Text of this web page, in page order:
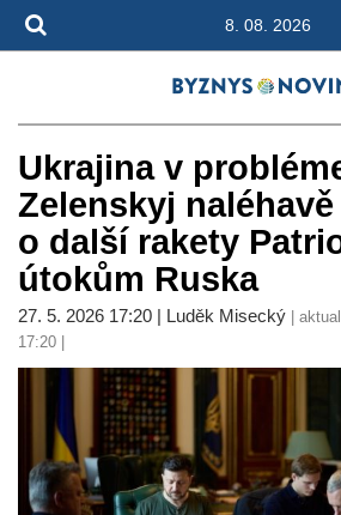
8. 08. 2026
Ukrajina v
Zelenskyj naléhavě
o další rakety
útokům Ruska
27. 5. 2026 17:20 | Luděk Misecký |
17:20 |